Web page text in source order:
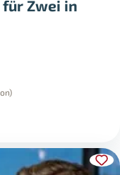
Zwei in